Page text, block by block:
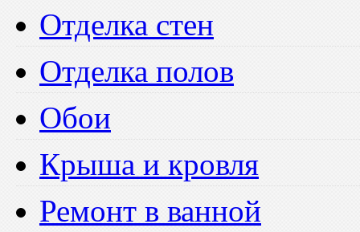
Отделка стен
Отделка полов
Обои
Крыша и кровля
Ремонт в ванной